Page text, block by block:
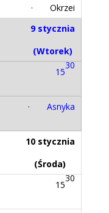
· Okrzei
9 stycznia
(Wtorek)
15
30
· Asnyka
10 stycznia
(Środa)
15
30